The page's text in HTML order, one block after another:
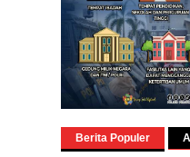
Berita Populer